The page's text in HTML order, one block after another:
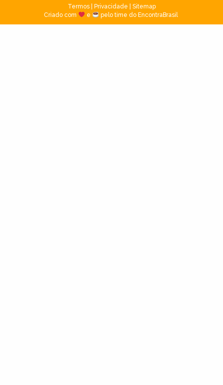
Termos| Privacidade
Sitemap
Criado com
e pelo time do EncontraBrasil